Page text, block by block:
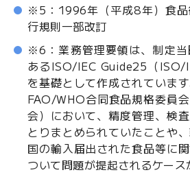
※5：1996年（平成8年）食品
行規則一部改訂
※6：業務管理要領は、制定
あるISO/IEC Guide25（ISO/
を基礎として作成されています
FAO/WHO合同食品規格委員
会）において、精度管理、検
とりまとめられていたことや
国の輸入届出された食品等に
ついて問題が提起されるケース